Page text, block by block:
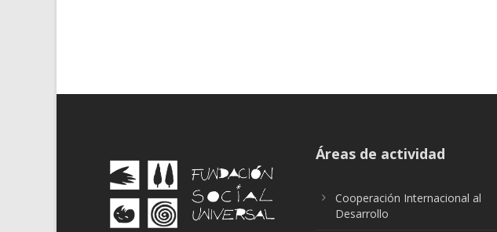
Áreas de actividad
Cooperación Internacional al
Desarrollo